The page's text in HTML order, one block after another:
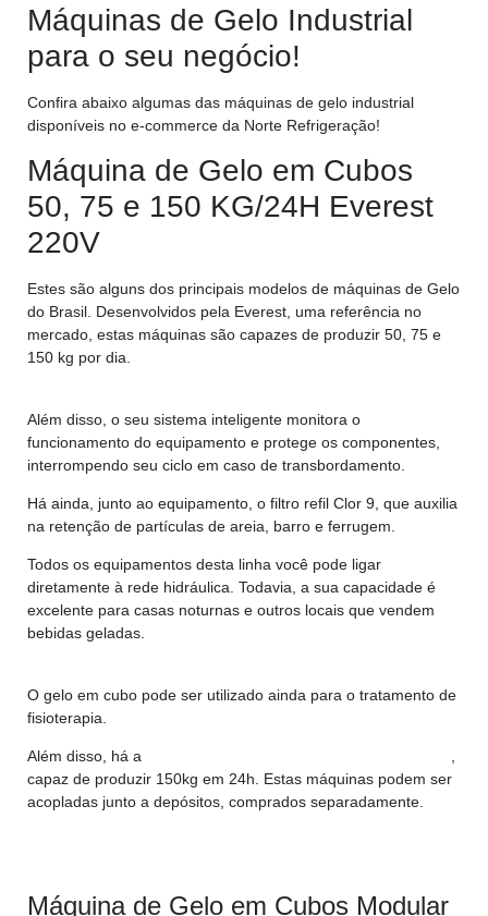
Máquinas de Gelo Industrial
para o seu negócio!
Confira abaixo algumas das máquinas de gelo industrial
disponíveis no e-commerce da Norte Refrigeração!
Máquina de Gelo em Cubos
50, 75 e 150 KG/24H Everest
220V
Estes são alguns dos principais modelos de máquinas de Gelo
do Brasil. Desenvolvidos pela Everest, uma referência no
mercado, estas máquinas são capazes de produzir 50, 75 e
150 kg por dia.
Além disso, o seu sistema inteligente monitora o
funcionamento do equipamento e protege os componentes,
interrompendo seu ciclo em caso de transbordamento.
Há ainda, junto ao equipamento, o filtro refil Clor 9, que auxilia
na retenção de partículas de areia, barro e ferrugem.
Todos os equipamentos desta linha você pode ligar
diretamente à rede hidráulica. Todavia, a sua capacidade é
excelente para casas noturnas e outros locais que vendem
bebidas geladas.
O gelo em cubo pode ser utilizado ainda para o tratamento de
fisioterapia.
Além disso, há a
,
capaz de produzir 150kg em 24h. Estas máquinas podem ser
acopladas junto a depósitos, comprados separadamente.
Máquina de Gelo em Cubos Modular